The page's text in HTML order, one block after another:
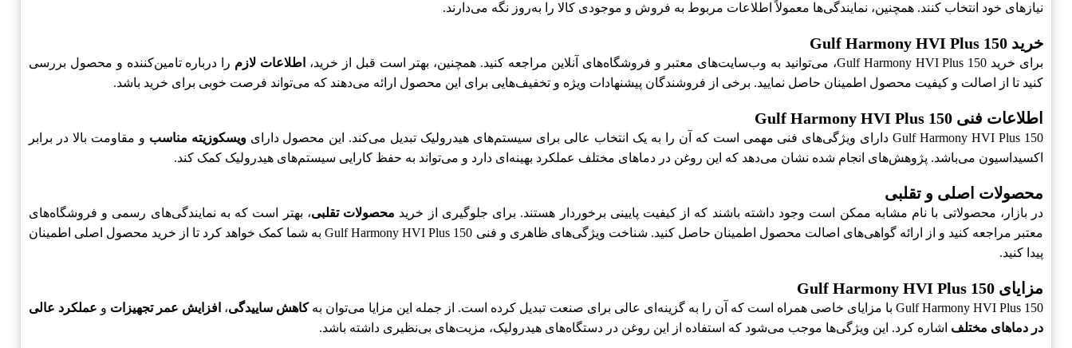
نیازهای خود انتخاب کنند. همچنین، نمایندگی‌ها معمولاً اطلاعات مربوط به فروش و موجودی‌ کالا را به‌روز نگه می‌دارند.
خرید Gulf Harmony HVI Plus 150
برای خرید Gulf Harmony HVI Plus 150، می‌توانید به وب‌سایت‌های معتبر و فروشگاه‌های آنلاین مراجعه کنید. همچنین، بهتر است قبل از خرید، اطلاعات لازم را درباره تامین‌کننده و محصول بررسی
کنید تا از اصالت و کیفیت محصول اطمینان حاصل نمایید. برخی از فروشندگان پیشنهادات ویژه و تخفیف‌هایی برای این محصول ارائه می‌دهند که می‌تواند فرصت خوبی برای خرید باشد.
اطلاعات فنی Gulf Harmony HVI Plus 150
Gulf Harmony HVI Plus 150 دارای ویژگی‌های فنی مهمی است که آن را به یک انتخاب عالی برای سیستم‌های هیدرولیک تبدیل می‌کند. این محصول دارای ویسکوزیته مناسب و مقاومت بالا در برابر
اکسیداسیون می‌باشد. پژوهش‌های انجام شده نشان می‌دهد که این روغن در دماهای مختلف عملکرد بهینه‌ای دارد و می‌تواند به حفظ کارایی سیستم‌های هیدرولیک کمک کند.
محصولات اصلی و تقلبی
در بازار، محصولاتی با نام مشابه ممکن است وجود داشته باشند که از کیفیت پایینی برخوردار هستند. برای جلوگیری از خرید محصولات تقلبی، بهتر است که به نمایندگی‌های رسمی و فروشگاه‌های
معتبر مراجعه کنید و از ارائه گواهی‌های اصالت محصول اطمینان حاصل کنید. شناخت ویژگی‌های ظاهری و فنی Gulf Harmony HVI Plus 150 به شما کمک خواهد کرد تا از خرید محصول اصلی اطمینان
پیدا کنید.
مزایای Gulf Harmony HVI Plus 150
Gulf Harmony HVI Plus 150 با مزایای خاصی همراه است که آن را به گزینه‌ای عالی برای صنعت تبدیل کرده است. از جمله این مزایا می‌توان به کاهش ساییدگی، افزایش عمر تجهیزات و عملکرد عالی
در دماهای مختلف اشاره کرد. این ویژگی‌ها موجب می‌شود که استفاده از این روغن در دستگاه‌های هیدرولیک، مزیت‌های بی‌نظیری داشته باشد.